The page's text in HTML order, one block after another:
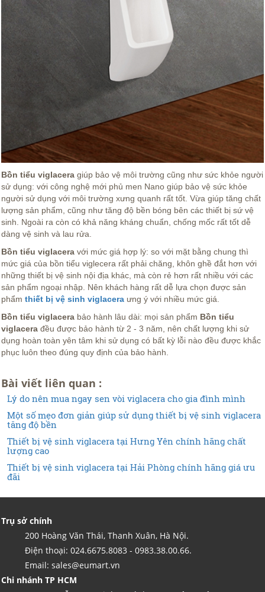
Bồn tiểu viglacera giúp bảo vệ môi trường cũng như sức khỏe người
sử dụng: với công nghệ mới phủ men Nano giúp bảo vệ sức khỏe
người sử dụng với môi trường xưng quanh rất tốt. Vừa giúp tăng chất
lượng sản phẩm, cũng như tăng độ bền bóng bên các thiết bị sứ vệ
sinh. Ngoài ra còn có khả năng kháng chuẩn, chống mốc rất tốt dễ
dàng vệ sinh và lau rửa.
Bồn tiểu viglacera với mức giá hợp lý: so với mặt bằng chung thì
mức giá của bồn tiểu viglecera rất phải chăng, khôn ghề đắt hơn với
những thiết bị vệ sinh nội địa khác, mà còn rẻ hơn rất nhiều với các
sản phẩm ngoại nhập. Nên khách hàng rất dễ lựa chọn được sản
phẩm thiết bị vệ sinh viglacera ưng ý với nhiều mức giá.
Bồn tiểu viglacera bảo hành lâu dài: mọi sản phẩm Bồn tiểu
viglacera đều được bảo hành từ 2 - 3 năm, nên chất lượng khi sử
dụng hoàn toàn yên tâm khi sử dụng có bất kỳ lỗi nào đều được khắc
phục luôn theo đúng quy định của bảo hành.
Bài viết liên quan :
Lý do nên mua ngay sen vòi viglacera cho gia đình mình
Một số mẹo đơn giản giúp sử dụng thiết bị vệ sinh viglacera
tăng độ bền
Thiết bị vệ sinh viglacera tại Hưng Yên chính hãng chất
lượng cao
Thiết bị vệ sinh viglacera tại Hải Phòng chính hãng giá ưu
đãi
Trụ sở chính
200 Hoàng Văn Thái, Thanh Xuân, Hà Nội.
Điện thoại: 024.6675.8083 - 0983.38.00.66.
Email: sales@eumart.vn
Chi nhánh TP HCM